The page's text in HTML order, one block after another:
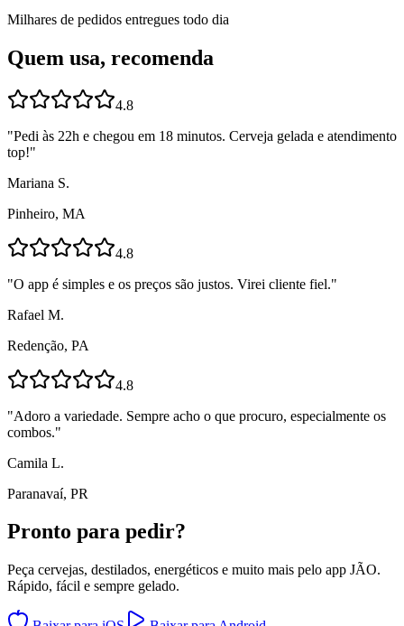
Milhares de pedidos entregues todo dia
Quem usa, recomenda
4.8
"Pedi às 22h e chegou em 18 minutos. Cerveja gelada e atendimento
top!"
Mariana S.
Pinheiro, MA
4.8
"O app é simples e os preços são justos. Virei cliente fiel."
Rafael M.
Redenção, PA
4.8
"Adoro a variedade. Sempre acho o que procuro, especialmente os
combos."
Camila L.
Paranavaí, PR
Pronto para pedir?
Peça cervejas, destilados, energéticos e muito mais pelo app JÃO.
Rápido, fácil e sempre gelado.